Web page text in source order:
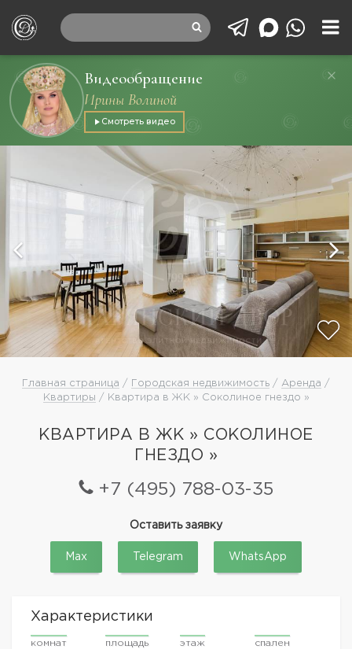
Видеообращение
Ирины Волиной
Смотреть видео
Главная страница / Городская недвижимость / Аренда /
Квартиры / Квартира в ЖК » Соколиное гнездо »
КВАРТИРА В ЖК » СОКОЛИНОЕ
ГНЕЗДО »
+7 (495) 788-03-35
Оставить заявку
Max Telegram WhatsApp
Характеристики
комнат площадь этаж спален